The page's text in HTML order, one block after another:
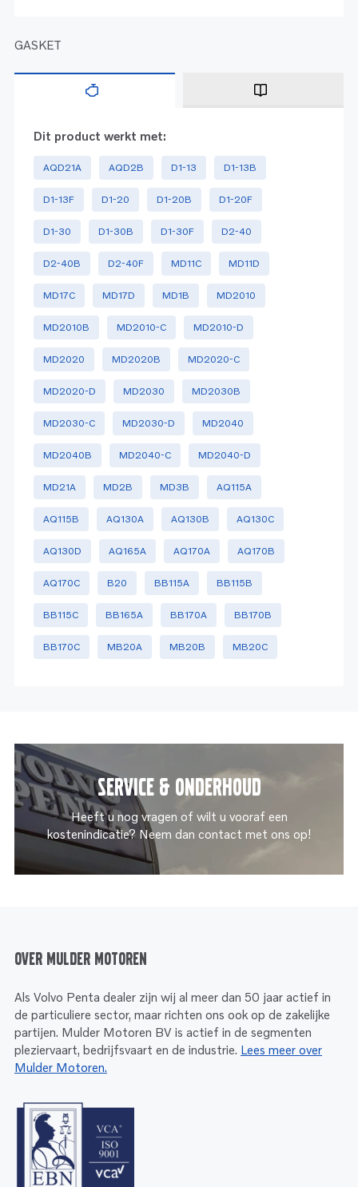
GASKET
Dit product werkt met:
AQD21A AQD2B D1-13 D1-13B
D1-13F D1-20 D1-20B D1-20F
D1-30 D1-30B D1-30F D2-40
D2-40B D2-40F MD11C MD11D
MD17C MD17D MD1B MD2010
MD2010B MD2010-C MD2010-D
MD2020 MD2020B MD2020-C
MD2020-D MD2030 MD2030B
MD2030-C MD2030-D MD2040
MD2040B MD2040-C MD2040-D
MD21A MD2B MD3B AQ115A
AQ115B AQ130A AQ130B AQ130C
AQ130D AQ165A AQ170A AQ170B
AQ170C B20 BB115A BB115B
BB115C BB165A BB170A BB170B
BB170C MB20A MB20B MB20C
Service & onderhoud
Heeft u nog vragen of wilt u vooraf een
kostenindicatie? Neem dan contact met ons op!
Over Mulder Motoren
Als Volvo Penta dealer zijn wij al meer dan 50 jaar actief in
de particuliere sector, maar richten ons ook op de zakelijke
partijen. Mulder Motoren BV is actief in de segmenten
pleziervaart, bedrijfsvaart en de industrie. Lees meer over
Mulder Motoren.